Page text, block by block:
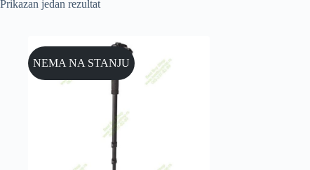
Prikazan jedan rezultat
NEMA NA STANJU